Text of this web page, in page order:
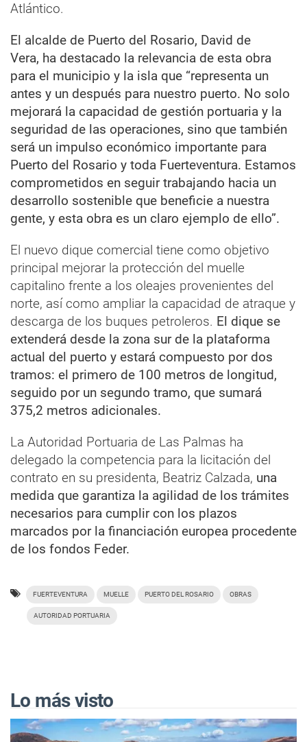
Atlántico.
El alcalde de Puerto del Rosario, David de
Vera, ha destacado la relevancia de esta obra
para el municipio y la isla que “representa un
antes y un después para nuestro puerto. No solo
mejorará la capacidad de gestión portuaria y la
seguridad de las operaciones, sino que también
será un impulso económico importante para
Puerto del Rosario y toda Fuerteventura. Estamos
comprometidos en seguir trabajando hacia un
desarrollo sostenible que beneficie a nuestra
gente, y esta obra es un claro ejemplo de ello”.
El nuevo dique comercial tiene como objetivo
principal mejorar la protección del muelle
capitalino frente a los oleajes provenientes del
norte, así como ampliar la capacidad de atraque y
descarga de los buques petroleros. El dique se
extenderá desde la zona sur de la plataforma
actual del puerto y estará compuesto por dos
tramos: el primero de 100 metros de longitud,
seguido por un segundo tramo, que sumará
375,2 metros adicionales.
La Autoridad Portuaria de Las Palmas ha
delegado la competencia para la licitación del
contrato en su presidenta, Beatriz Calzada, una
medida que garantiza la agilidad de los trámites
necesarios para cumplir con los plazos
marcados por la financiación europea procedente
de los fondos Feder.
FUERTEVENTURA MUELLE PUERTO DEL ROSARIO OBRAS
AUTORIDAD PORTUARIA
Lo más visto